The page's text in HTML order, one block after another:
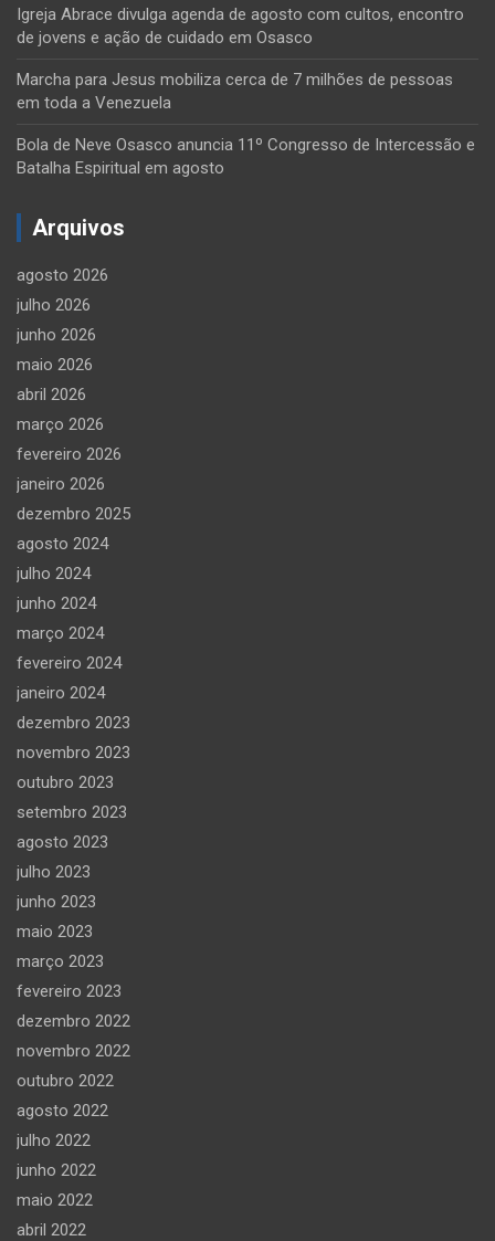
Igreja Abrace divulga agenda de agosto com cultos, encontro
de jovens e ação de cuidado em Osasco
Marcha para Jesus mobiliza cerca de 7 milhões de pessoas
em toda a Venezuela
Bola de Neve Osasco anuncia 11º Congresso de Intercessão e
Batalha Espiritual em agosto
Arquivos
agosto 2026
julho 2026
junho 2026
maio 2026
abril 2026
março 2026
fevereiro 2026
janeiro 2026
dezembro 2025
agosto 2024
julho 2024
junho 2024
março 2024
fevereiro 2024
janeiro 2024
dezembro 2023
novembro 2023
outubro 2023
setembro 2023
agosto 2023
julho 2023
junho 2023
maio 2023
março 2023
fevereiro 2023
dezembro 2022
novembro 2022
outubro 2022
agosto 2022
julho 2022
junho 2022
maio 2022
abril 2022